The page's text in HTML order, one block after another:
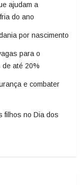
ajudam a
do ano
por nascimento
para o
até 20%
e combater
filhos no Dia dos